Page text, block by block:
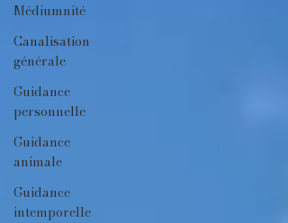
Médiumnité
Canalisation
générale
Guidance
personnelle
Guidance
animale
Guidance
intemporelle